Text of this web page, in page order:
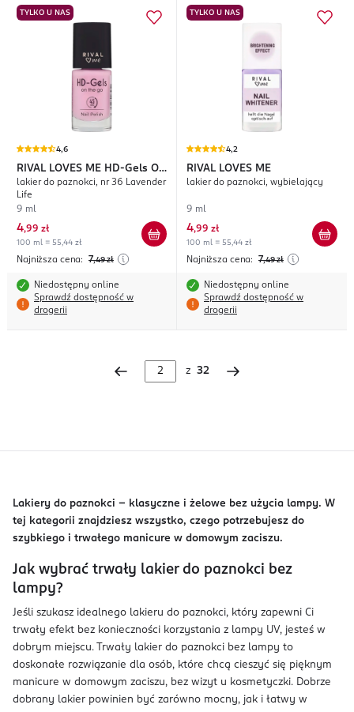
TYLKO U NAS
4,6
RIVAL LOVES ME HD-Gels On
The Go
lakier do paznokci, nr 36 Lavender
Life
9 ml
4,99 zł
100 ml = 55,44 zł
Najniższa cena: 7,49 zł
Niedostępny online
Sprawdź dostępność w
drogerii
TYLKO U NAS
4,2
RIVAL LOVES ME
lakier do paznokci, wybielający
9 ml
4,99 zł
100 ml = 55,44 zł
Najniższa cena: 7,49 zł
Niedostępny online
Sprawdź dostępność w
drogerii
z 32
Lakiery do paznokci – klasyczne i żelowe bez użycia lampy. W
tej kategorii znajdziesz wszystko, czego potrzebujesz do
szybkiego i trwałego manicure w domowym zaciszu.
Jak wybrać trwały lakier do paznokci bez
lampy?
Jeśli szukasz idealnego lakieru do paznokci, który zapewni Ci
trwały efekt bez konieczności korzystania z lampy UV, jesteś w
dobrym miejscu. Trwały lakier do paznokci bez lampy to
doskonałe rozwiązanie dla osób, które chcą cieszyć się pięknym
manicure w domowym zaciszu, bez wizyt u kosmetyczki. Dobrze
dobrany lakier powinien być zarówno mocny, jak i łatwy w